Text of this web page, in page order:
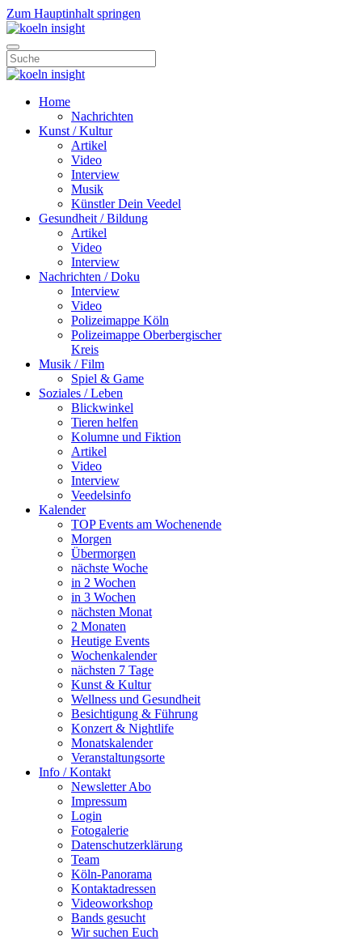
Zum Hauptinhalt springen
Home
Nachrichten
Kunst / Kultur
Artikel
Video
Interview
Musik
Künstler Dein Veedel
Gesundheit / Bildung
Artikel
Video
Interview
Nachrichten / Doku
Interview
Video
Polizeimappe Köln
Polizeimappe Oberbergischer
Kreis
Musik / Film
Spiel & Game
Soziales / Leben
Blickwinkel
Tieren helfen
Kolumne und Fiktion
Artikel
Video
Interview
Veedelsinfo
Kalender
TOP Events am Wochenende
Morgen
Übermorgen
nächste Woche
in 2 Wochen
in 3 Wochen
nächsten Monat
2 Monaten
Heutige Events
Wochenkalender
nächsten 7 Tage
Kunst & Kultur
Wellness und Gesundheit
Besichtigung & Führung
Konzert & Nightlife
Monatskalender
Veranstaltungsorte
Info / Kontakt
Newsletter Abo
Impressum
Login
Fotogalerie
Datenschutzerklärung
Team
Köln-Panorama
Kontaktadressen
Videoworkshop
Bands gesucht
Wir suchen Euch